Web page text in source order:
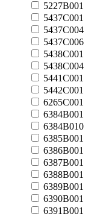
5227B001
5437C001
5437C004
5437C006
5438C001
5438C004
5441C001
5442C001
6265C001
6384B001
6384B010
6385B001
6386B001
6387B001
6388B001
6389B001
6390B001
6391B001